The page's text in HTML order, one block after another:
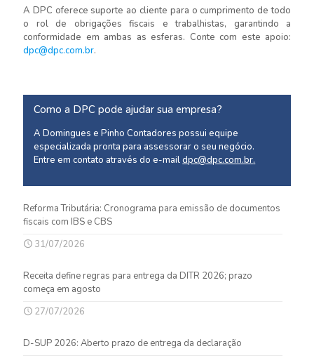
A DPC oferece suporte ao cliente para o cumprimento de todo
o rol de obrigações fiscais e trabalhistas, garantindo a
conformidade em ambas as esferas. Conte com este apoio:
dpc@dpc.com.br.
Como a DPC pode ajudar sua empresa?
A Domingues e Pinho Contadores possui equipe
especializada pronta para assessorar o seu negócio.
Entre em contato através do e-maildpc@dpc.com.br.
Reforma Tributária: Cronograma para emissão de documentos
fiscais com IBS e CBS
31/07/2026
Receita define regras para entrega da DITR 2026; prazo
começa em agosto
27/07/2026
D-SUP 2026: Aberto prazo de entrega da declaração